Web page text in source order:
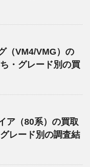
（VM4/VMG）の
・グレード別の買
ア（80系）の買取
レード別の調査結